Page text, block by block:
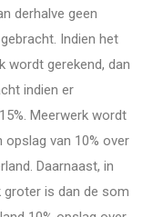
derhalve geen
Indien het
wordt gerekend, dan
indien er
Meerwerk wordt
van 10% over
Daarnaast, in
groter is dan de som